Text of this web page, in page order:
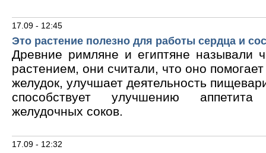
17.09 - 12:45
Это растение полезно для работы сердца и
Древние римляне и египтяне называли
растением, они считали, что оно
желудок, улучшает деятельность
способствует улучшению
желудочных соков.
17.09 - 12:32